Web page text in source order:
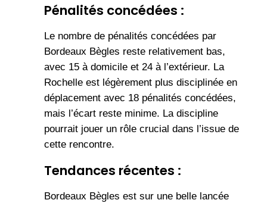
Pénalités concédées :
Le nombre de pénalités concédées par
Bordeaux Bègles reste relativement bas,
avec 15 à domicile et 24 à l’extérieur. La
Rochelle est légèrement plus disciplinée en
déplacement avec 18 pénalités concédées,
mais l’écart reste minime. La discipline
pourrait jouer un rôle crucial dans l’issue de
cette rencontre.
Tendances récentes :
Bordeaux Bègles est sur une belle lancée